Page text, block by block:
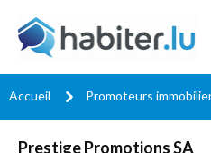
Accueil Promoteurs
Prestige Promotions SA